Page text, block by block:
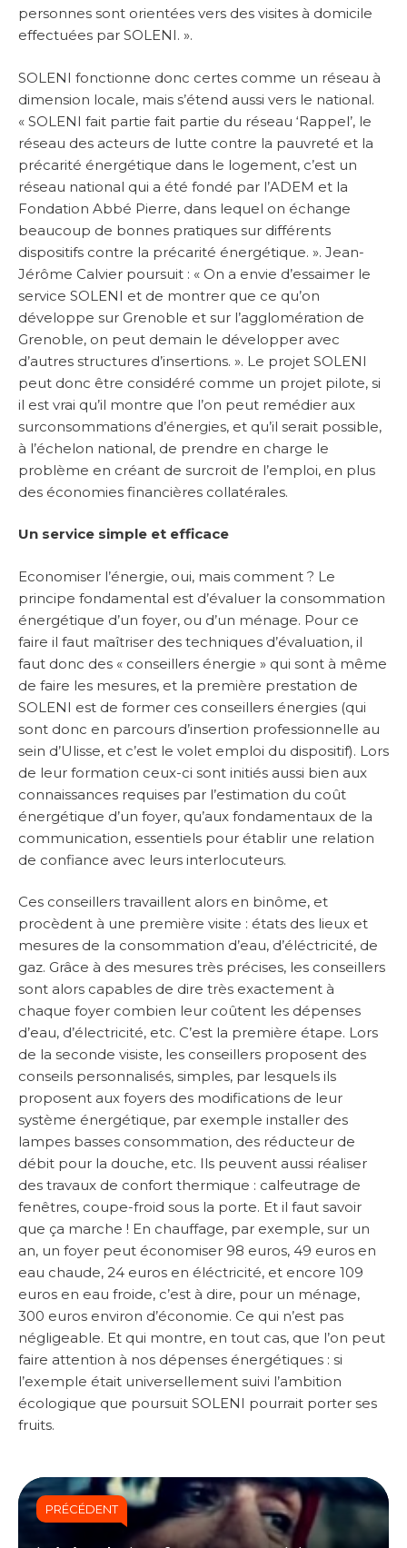
personnes sont orientées vers des visites à domicile
effectuées par SOLENI. ».
SOLENI fonctionne donc certes comme un réseau à
dimension locale, mais s’étend aussi vers le national.
« SOLENI fait partie fait partie du réseau ‘Rappel’, le
réseau des acteurs de lutte contre la pauvreté et la
précarité énergétique dans le logement, c’est un
réseau national qui a été fondé par l’ADEM et la
Fondation Abbé Pierre, dans lequel on échange
beaucoup de bonnes pratiques sur différents
dispositifs contre la précarité énergétique. ». Jean-
Jérôme Calvier poursuit : « On a envie d’essaimer le
service SOLENI et de montrer que ce qu’on
développe sur Grenoble et sur l’agglomération de
Grenoble, on peut demain le développer avec
d’autres structures d’insertions. ». Le projet SOLENI
peut donc être considéré comme un projet pilote, si
il est vrai qu’il montre que l’on peut remédier aux
surconsommations d’énergies, et qu’il serait possible,
à l’échelon national, de prendre en charge le
problème en créant de surcroit de l’emploi, en plus
des économies financières collatérales.
Un service simple et efficace
Economiser l’énergie, oui, mais comment ? Le
principe fondamental est d’évaluer la consommation
énergétique d’un foyer, ou d’un ménage. Pour ce
faire il faut maîtriser des techniques d’évaluation, il
faut donc des « conseillers énergie » qui sont à même
de faire les mesures, et la première prestation de
SOLENI est de former ces conseillers énergies (qui
sont donc en parcours d’insertion professionnelle au
sein d’Ulisse, et c’est le volet emploi du dispositif). Lors
de leur formation ceux-ci sont initiés aussi bien aux
connaissances requises par l’estimation du coût
énergétique d’un foyer, qu’aux fondamentaux de la
communication, essentiels pour établir une relation
de confiance avec leurs interlocuteurs.
Ces conseillers travaillent alors en binôme, et
procèdent à une première visite : états des lieux et
mesures de la consommation d’eau, d’éléctricité, de
gaz. Grâce à des mesures très précises, les conseillers
sont alors capables de dire très exactement à
chaque foyer combien leur coûtent les dépenses
d’eau, d’électricité, etc. C’est la première étape. Lors
de la seconde visiste, les conseillers proposent des
conseils personnalisés, simples, par lesquels ils
proposent aux foyers des modifications de leur
système énergétique, par exemple installer des
lampes basses consommation, des réducteur de
débit pour la douche, etc. Ils peuvent aussi réaliser
des travaux de confort thermique : calfeutrage de
fenêtres, coupe-froid sous la porte. Et il faut savoir
que ça marche ! En chauffage, par exemple, sur un
an, un foyer peut économiser 98 euros, 49 euros en
eau chaude, 24 euros en éléctricité, et encore 109
euros en eau froide, c’est à dire, pour un ménage,
300 euros environ d’économie. Ce qui n’est pas
négligeable. Et qui montre, en tout cas, que l’on peut
faire attention à nos dépenses énergétiques : si
l’exemple était universellement suivi l’ambition
écologique que poursuit SOLENI pourrait porter ses
fruits.
PRÉCÉDENT